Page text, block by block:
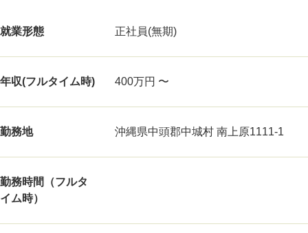
就業形態 正社員(無期)
年収(フルタイム時) 400万円 〜
勤務地 沖縄県中頭郡中城村 南上原1111-1
勤務時間（フルタ
イム時）